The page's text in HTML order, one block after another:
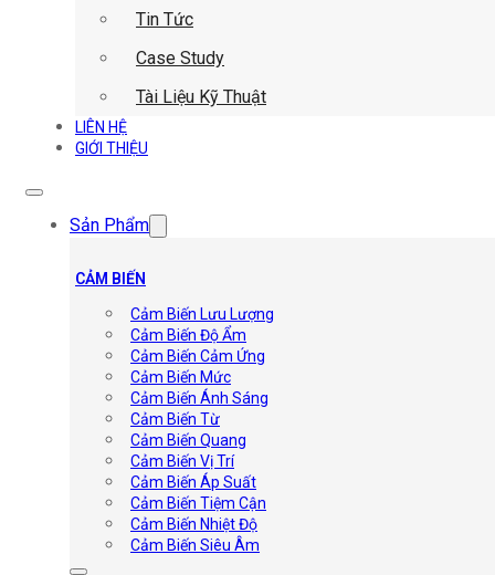
Tin Tức
Case Study
Tài Liệu Kỹ Thuật
LIÊN HỆ
GIỚI THIỆU
Sản Phẩm
CẢM BIẾN
Cảm Biến Lưu Lượng
Cảm Biến Độ Ẩm
Cảm Biến Cảm Ứng
Cảm Biến Mức
Cảm Biến Ánh Sáng
Cảm Biến Từ
Cảm Biến Quang
Cảm Biến Vị Trí
Cảm Biến Áp Suất
Cảm Biến Tiệm Cận
Cảm Biến Nhiệt Độ
Cảm Biến Siêu Âm